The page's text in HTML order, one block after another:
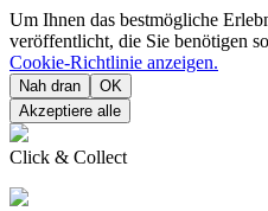
Um Ihnen das bestmögliche
veröffentlicht, die Sie benötigen
Cookie-Richtlinie anzeigen.
Nah dran
OK
Akzeptiere alle
Click & Collect